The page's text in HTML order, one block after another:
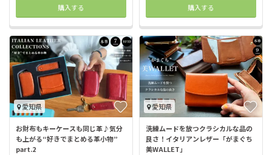
購入する 購入する
愛知県
お財布もキーケースも同じ革♪気分
も上がる“好きでまとめる革小物”
part.2
愛知県
洗練ムードを放つクラシカルな品の
良さ！イタリアンレザー「がまぐち
美WALLET」